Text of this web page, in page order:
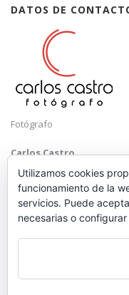
DATOS DE
Fotógrafo
Carlos Castro
Málaga
Mobile: +34 652 83 71 98
Utilizamos cookies
funcionamiento de la
servicios. Puede
necesarias o